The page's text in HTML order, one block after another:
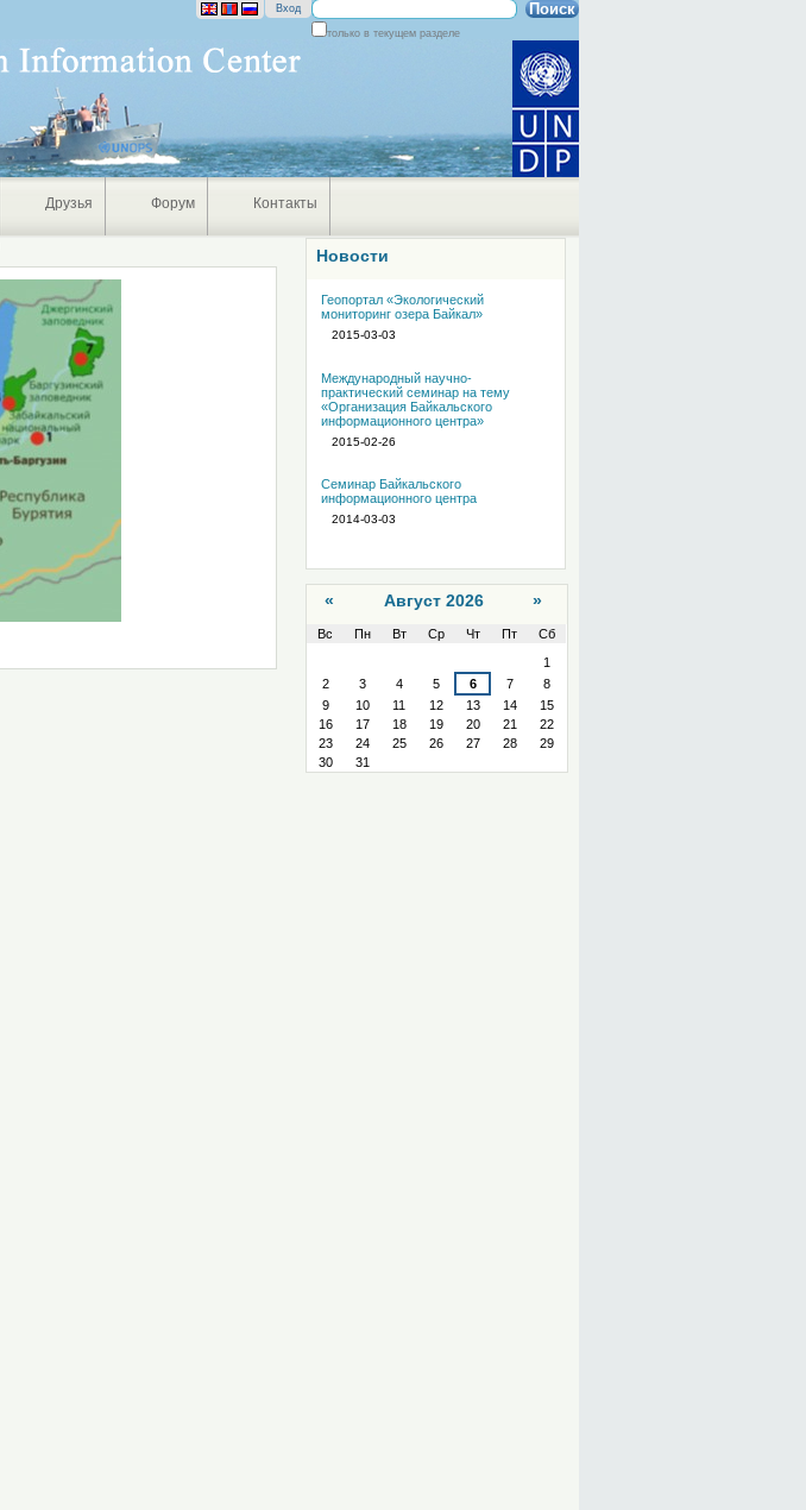
Поиск
только в текущем разделе
Вход
Друзья Форум Контакты
Новости
Геопортал «Экологический
мониторинг озера Байкал»
2015-03-03
Международный научно-
практический семинар на тему
«Организация Байкальского
информационного центра»
2015-02-26
Семинар Байкальского
информационного центра
2014-03-03
« Август 2026 »
Вс Пн Вт Ср Чт Пт
Сб
1
2
3 4 5 6 7
8
9
10 11 12 13 14
15
16
17 18 19 20 21
22
23
24 25 26 27 28
29
30
31